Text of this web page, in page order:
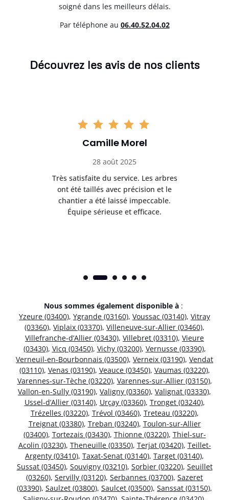
soigné dans les meilleurs délais.
Par téléphone au 06.40.52.04.02
Découvrez les avis de nos clients
Camille Morel
28 août 2025
Très satisfaite du service. Les arbres
ont été taillés avec précision et le
chantier a été laissé impeccable.
Équipe sérieuse et efficace.
Nous sommes également disponible à :
Yzeure (03400), Ygrande (03160), Voussac (03140), Vitray
(03360), Viplaix (03370), Villeneuve-sur-Allier (03460),
Villefranche-d’Allier (03430), Villebret (03310), Vieure
(03430), Vicq (03450), Vichy (03200), Vernusse (03390),
Verneuil-en-Bourbonnais (03500), Verneix (03190), Vendat
(03110), Venas (03190), Veauce (03450), Vaumas (03220),
Varennes-sur-Tèche (03220), Varennes-sur-Allier (03150),
Vallon-en-Sully (03190), Valigny (03360), Valignat (03330),
Ussel-d’Allier (03140), Urçay (03360), Tronget (03240),
Trézelles (03220), Trévol (03460), Treteau (03220),
Treignat (03380), Treban (03240), Toulon-sur-Allier
(03400), Tortezais (03430), Thionne (03220), Thiel-sur-
Acolin (03230), Theneuille (03350), Terjat (03420), Teillet-
Argenty (03410), Taxat-Senat (03140), Target (03140),
Sussat (03450), Souvigny (03210), Sorbier (03220), Seuillet
(03260), Servilly (03120), Serbannes (03700), Sazeret
(03390), Saulzet (03800), Saulcet (03500), Sanssat (03150),